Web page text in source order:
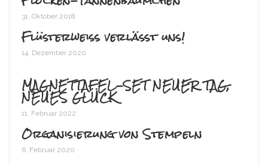
31. Oktober 2018
Flüsterweiß verlässt uns!
14. Dezember 2020
MAGNETTAFEL-SET NEUER TAG,
NEUES GLÜCK
11. Februar 2022
Organisierung von Stempeln
6. Februar 2020